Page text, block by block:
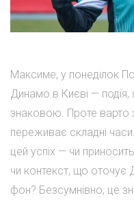
Максиме, у понеділок
Динамо в Києві —
знаковою. Проте варто
переживає складні
цей успіх — чи
чи контекст, що оточує
фон? Безсумнівно, це